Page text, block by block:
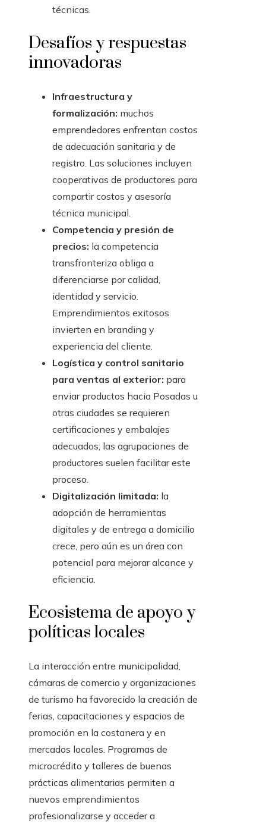
técnicas.
Desafíos y respuestas
innovadoras
Infraestructura y
formalización: muchos
emprendedores enfrentan costos
de adecuación sanitaria y de
registro. Las soluciones incluyen
cooperativas de productores para
compartir costos y asesoría
técnica municipal.
Competencia y presión de
precios: la competencia
transfronteriza obliga a
diferenciarse por calidad,
identidad y servicio.
Emprendimientos exitosos
invierten en branding y
experiencia del cliente.
Logística y control sanitario
para ventas al exterior: para
enviar productos hacia Posadas u
otras ciudades se requieren
certificaciones y embalajes
adecuados; las agrupaciones de
productores suelen facilitar este
proceso.
Digitalización limitada: la
adopción de herramientas
digitales y de entrega a domicilio
crece, pero aún es un área con
potencial para mejorar alcance y
eficiencia.
Ecosistema de apoyo y
políticas locales
La interacción entre municipalidad,
cámaras de comercio y organizaciones
de turismo ha favorecido la creación de
ferias, capacitaciones y espacios de
promoción en la costanera y en
mercados locales. Programas de
microcrédito y talleres de buenas
prácticas alimentarias permiten a
nuevos emprendimientos
profesionalizarse y acceder a